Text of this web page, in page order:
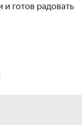
и готов радовать